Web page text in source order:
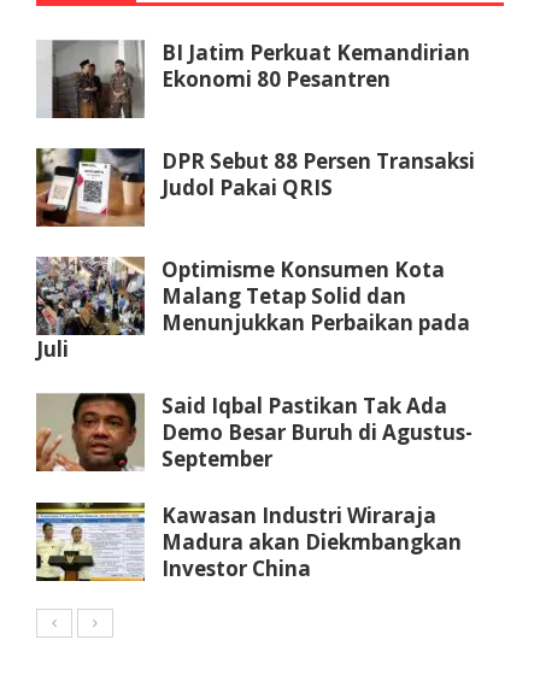
BI Jatim Perkuat Kemandirian
Ekonomi 80 Pesantren
DPR Sebut 88 Persen Transaksi
Judol Pakai QRIS
Optimisme Konsumen Kota
Malang Tetap Solid dan
Menunjukkan Perbaikan pada
Juli
Said Iqbal Pastikan Tak Ada
Demo Besar Buruh di Agustus-
September
Kawasan Industri Wiraraja
Madura akan Diekmbangkan
Investor China